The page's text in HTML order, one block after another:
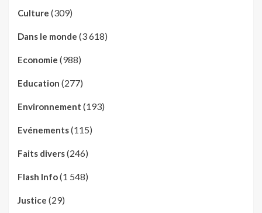
Culture (309)
Dans le monde (3 618)
Economie (988)
Education (277)
Environnement (193)
Evénements(115)
Faits divers(246)
Flash Info(1 548)
Justice (29)